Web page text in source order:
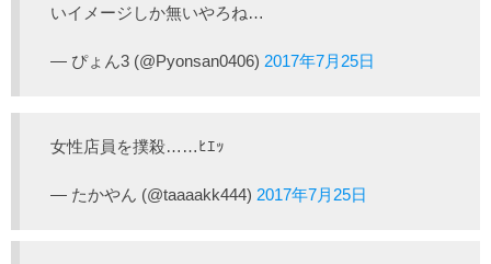
いイメージしか無いやろね…
— ぴょん3 (@Pyonsan0406) 2017年7月25日
女性店員を撲殺……ﾋｴｯ
— たかやん (@taaaakk444) 2017年7月25日